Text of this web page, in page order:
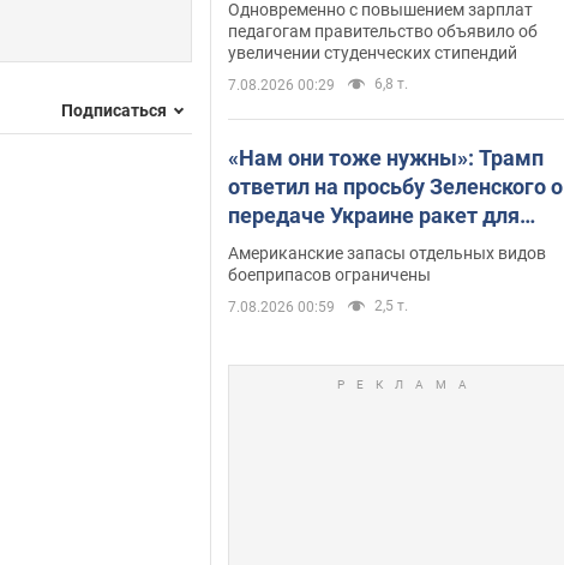
Подписаться
Одновременно с повышением зарплат
педагогам правительство объявило об
увеличении студенческих стипендий
7.08.2026 00:29 6,8 т.
«Нам они тоже нужны»: Трамп
ответил на просьбу Зеленского о
передаче Украине ракет для
Patriot
Американские запасы отдельных видов
боеприпасов ограничены
7.08.2026 00:59 2,5 т.